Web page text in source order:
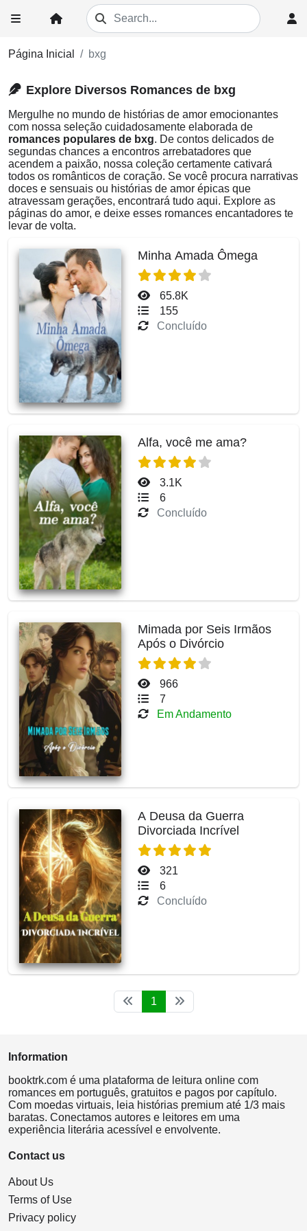
Página Inicial bxg
Explore Diversos Romances de bxg
Mergulhe no mundo de histórias de amor emocionantes
com nossa seleção cuidadosamente elaborada de
romances populares de bxg. De contos delicados de
segundas chances a encontros arrebatadores que
acendem a paixão, nossa coleção certamente cativará
todos os românticos de coração. Se você procura narrativas
doces e sensuais ou histórias de amor épicas que
atravessam gerações, encontrará tudo aqui. Explore as
páginas do amor, e deixe esses romances encantadores te
levar de volta.
Minha Amada Ômega
65.8K
155
Concluído
Alfa, você me ama?
3.1K
6
Concluído
Mimada por Seis Irmãos
Após o Divórcio
966
7
Em Andamento
A Deusa da Guerra
Divorciada Incrível
321
6
Concluído
1
Information
booktrk.com é uma plataforma de leitura online com
romances em português, gratuitos e pagos por capítulo.
Com moedas virtuais, leia histórias premium até 1/3 mais
baratas. Conectamos autores e leitores em uma
experiência literária acessível e envolvente.
Contact us
About Us
Terms of Use
Privacy policy